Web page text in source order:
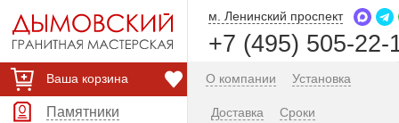
Ваша корзина
Памятники
м. Ленинский проспект
+7 (495) 505-22-
О компании Установка
Доставка Сроки